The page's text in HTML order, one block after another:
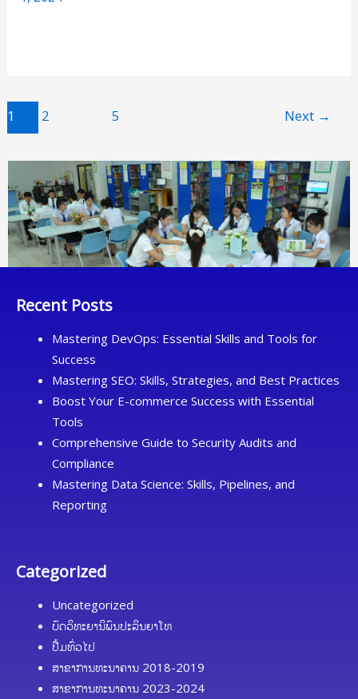
1 2 5 Next →
Recent Posts
Mastering DevOps: Essential Skills and Tools for
Success
Mastering SEO: Skills, Strategies, and Best Practices
Boost Your E-commerce Success with Essential
Tools
Comprehensive Guide to Security Audits and
Compliance
Mastering Data Science: Skills, Pipelines, and
Reporting
Categorized
Uncategorized
ບົດວິທະຍານິພົນປະລິນຍາໂທ
ປື້ມທົ່ວໄປ
ສາຂາການທະນາຄານ 2018-2019
ສາຂາການທະນາຄານ 2023-2024